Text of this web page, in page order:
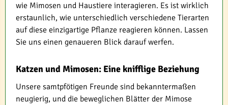
wie Mimosen und Haustiere interagieren. Es ist wirklich
erstaunlich, wie unterschiedlich verschiedene Tierarten
auf diese einzigartige Pflanze reagieren können. Lassen
Sie uns einen genaueren Blick darauf werfen.
Katzen und Mimosen: Eine knifflige Beziehung
Unsere samtpfötigen Freunde sind bekanntermaßen
neugierig, und die beweglichen Blätter der Mimose